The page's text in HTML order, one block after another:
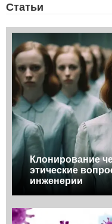
Статьи
Клонирование
этические
инженерии